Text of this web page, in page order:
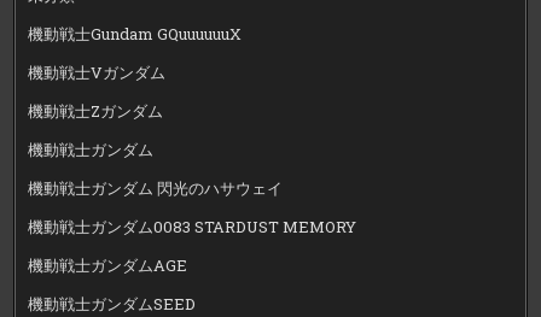
機動戦士Gundam GQuuuuuuX
機動戦士Vガンダム
機動戦士Zガンダム
機動戦士ガンダム
機動戦士ガンダム 閃光のハサウェイ
機動戦士ガンダム0083 STARDUST MEMORY
機動戦士ガンダムAGE
機動戦士ガンダムSEED